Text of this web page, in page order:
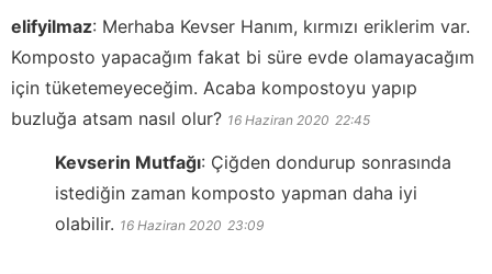
elifyilmaz: Merhaba Kevser Hanım, kırmızı eriklerim var.
Komposto yapacağım fakat bi süre evde olamayacağım
için tüketemeyeceğim. Acaba kompostoyu yapıp
buzluğa atsam nasıl olur? 16 Haziran 2020 22:45
Kevserin Mutfağı: Çiğden dondurup sonrasında
istediğin zaman komposto yapman daha iyi
olabilir. 16 Haziran 2020 23:09